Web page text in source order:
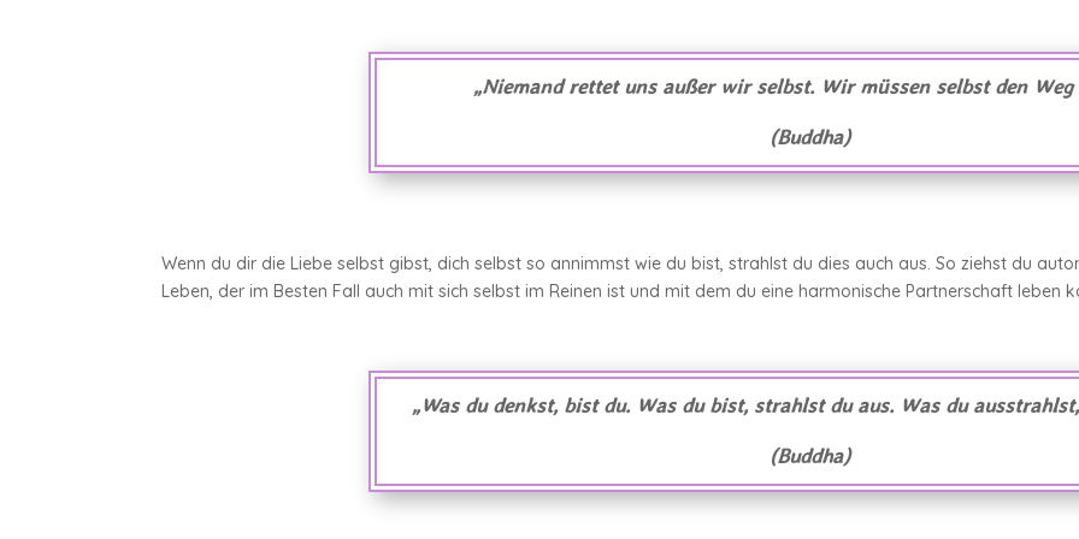
„Niemand rettet uns außer wir selbst. Wir müssen selbst den Weg
(Buddha)
Wenn du dir die Liebe selbst gibst, dich selbst so annimmst wie du bist, strahlst du dies auch aus. So ziehst du
Leben, der im Besten Fall auch mit sich selbst im Reinen ist und mit dem du eine harmonische Partnerschaft leben
„Was du denkst, bist du. Was du bist, strahlst du aus. Was du
(Buddha)